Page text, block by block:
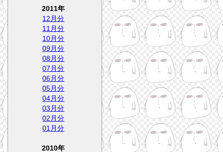
2011年
12月分
11月分
10月分
09月分
08月分
07月分
06月分
05月分
04月分
03月分
02月分
01月分
2010年